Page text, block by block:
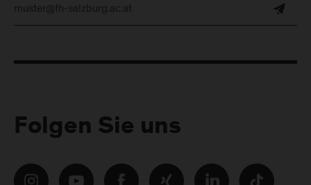
Folgen Sie uns